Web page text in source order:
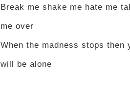
Break me shake me hate me
me over
When the madness stops then
will be alone